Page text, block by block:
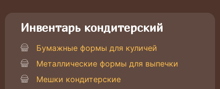
Инвентарь кондитерский
Бумажные формы для куличей
Металлические формы для выпечки
Мешки кондитерские